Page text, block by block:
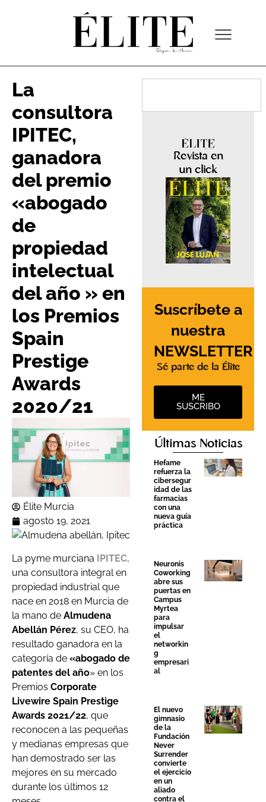
La
consultora
IPITEC,
ganadora
del premio
«abogado
de
propiedad
intelectual
del año » en
los Premios
Spain
Prestige
Awards
2020/21
Élite Murcia
agosto 19, 2021
La pyme murciana IPITEC,
una consultora integral en
propiedad industrial que
nace en 2018 en Murcia de
la mano de Almudena
Abellán Pérez, su CEO, ha
resultado ganadora en la
categoría de «abogado de
patentes del año» en los
Premios Corporate
Livewire Spain Prestige
Awards 2021/22, que
reconocen a las pequeñas
y medianas empresas que
han demostrado ser las
mejores en su mercado
durante los últimos 12
Revista en
un click
Suscríbete a
nuestra
NEWSLETTER
Sé parte de la Élite
ME
SUSCRIBO
Últimas Noticias
Hefame
refuerza la
cibersegur
idad de las
farmacias
con una
nueva guía
práctica
Neuronis
Coworking
abre sus
puertas en
Campus
Myrtea
para
impulsar
el
networkin
g
empresari
al
El nuevo
gimnasio
de la
Fundación
Never
Surrender
convierte
el ejercicio
en un
aliado
contra el